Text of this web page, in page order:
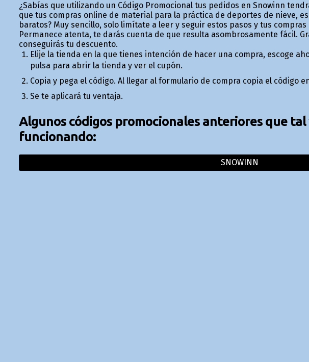
¿Sabías que utilizando un Código Promocional tus pedidos en Snowinn
que tus compras online de material para la práctica de deportes de nieve,
baratos? Muy sencillo, solo limítate a leer y seguir estos pasos y tus
Permanece atenta, te darás cuenta de que resulta asombrosamente fácil.
conseguirás tu descuento.
Elije la tienda en la que tienes intención de hacer una compra, escoge
pulsa para abrir la tienda y ver el cupón.
Copia y pega el código. Al llegar al formulario de compra copia el código
Se te aplicará tu ventaja.
Algunos códigos promocionales anteriores que
funcionando:
SNOWINN